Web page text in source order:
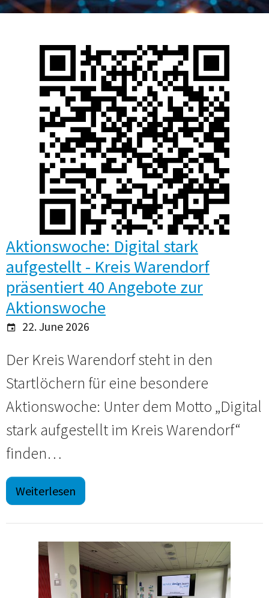
Aktionswoche: Digital stark
aufgestellt - Kreis Warendorf
präsentiert 40 Angebote zur
Aktionswoche
22. June 2026
Der Kreis Warendorf steht in den
Startlöchern für eine besondere
Aktionswoche: Unter dem Motto „Digital
stark aufgestellt im Kreis Warendorf“
finden…
Weiterlesen